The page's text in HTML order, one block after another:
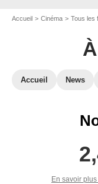
Accueil Cinéma Tous les
Accueil News
En savoir